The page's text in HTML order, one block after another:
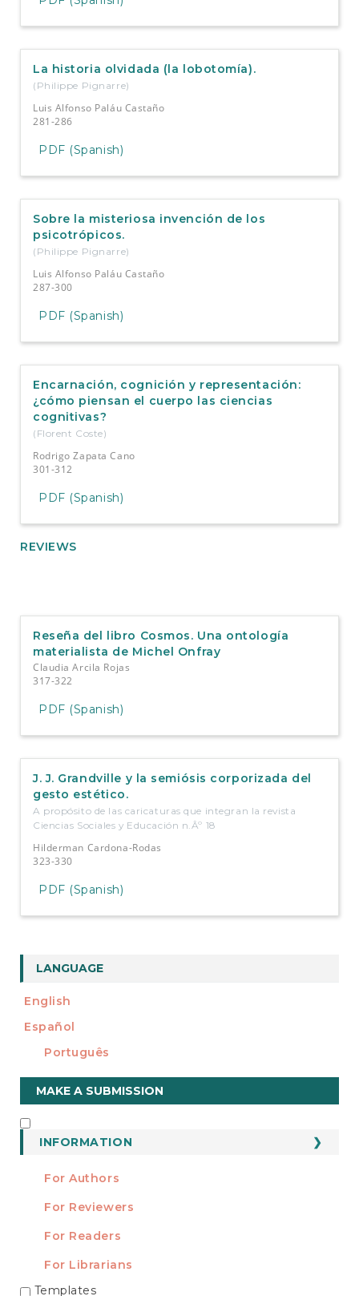
La historia olvidada (la lobotomía).
(Philippe Pignarre)
Luis Alfonso Paláu Castaño
281-286
PDF (Spanish)
Sobre la misteriosa invención de los
psicotrópicos.
(Philippe Pignarre)
Luis Alfonso Paláu Castaño
287-300
PDF (Spanish)
Encarnación, cognición y representación:
¿cómo piensan el cuerpo las ciencias
cognitivas?
(Florent Coste)
Rodrigo Zapata Cano
301-312
PDF (Spanish)
REVIEWS
Reseña del libro Cosmos. Una ontología
materialista de Michel Onfray
Claudia Arcila Rojas
317-322
PDF (Spanish)
J. J. Grandville y la semiósis corporizada del
gesto estético.
A propósito de las caricaturas que integran la revista
Ciencias Sociales y Educación n.Âº 18
Hilderman Cardona-Rodas
323-330
PDF (Spanish)
LANGUAGE
English
Español
Português
Make
a
Submission
MAKE A SUBMISSION
INFORMATION
For Authors
For Reviewers
For Readers
For Librarians
Templates